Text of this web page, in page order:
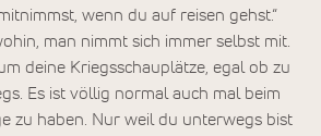
wenn du auf reisen gehst.“
man nimmt sich immer selbst mit.
deine Kriegsschauplätze, egal ob zu
Es ist völlig normal auch mal beim
zu haben. Nur weil du unterwegs bist